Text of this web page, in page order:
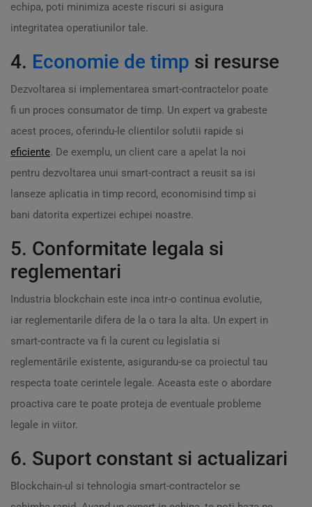
echipa, poti minimiza aceste riscuri si asigura
integritatea operatiunilor tale.
4. Economie de timp si resurse
Dezvoltarea si implementarea smart-contractelor poate
fi un proces consumator de timp. Un expert va grabeste
acest proces, oferindu-le clientilor solutii rapide si
eficiente. De exemplu, un client care a apelat la noi
pentru dezvoltarea unui smart-contract a reusit sa isi
lanseze aplicatia in timp record, economisind timp si
bani datorita expertizei echipei noastre.
5. Conformitate legala si
reglementari
Industria blockchain este inca intr-o continua evolutie,
iar reglementarile difera de la o tara la alta. Un expert in
smart-contracte va fi la curent cu legislatia si
reglementările existente, asigurandu-se ca proiectul tau
respecta toate cerintele legale. Aceasta este o abordare
proactiva care te poate proteja de eventuale probleme
legale in viitor.
6. Suport constant si actualizari
Blockchain-ul si tehnologia smart-contractelor se